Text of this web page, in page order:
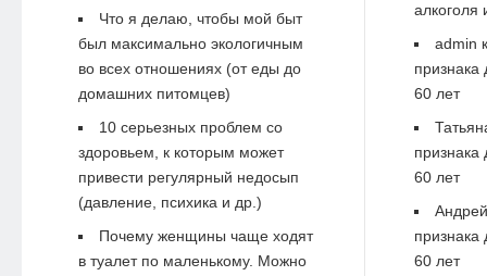
Что я делаю, чтобы мой быт
был максимально экологичным
во всех отношениях (от еды до
домашних питомцев)
10 серьезных проблем со
здоровьем, к которым может
привести регулярный недосып
(давление, психика и др.)
Почему женщины чаще ходят
в туалет по маленькому. Можно
алкоголя
admin
60 лет
60 лет
Андрей
60 лет